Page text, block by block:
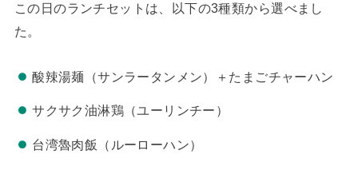
この日のランチセットは、以下の3種類から選べまし
た。
酸辣湯麺（サンラータンメン）＋たまごチャーハン
サクサク油淋鶏（ユーリンチー）
台湾魯肉飯（ルーローハン）